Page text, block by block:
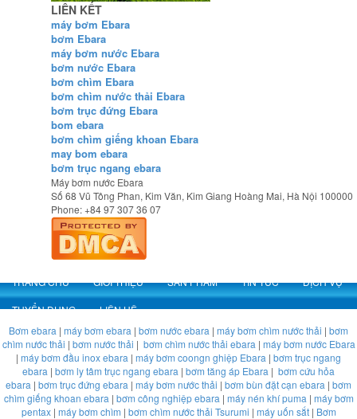
LIÊN KẾT
máy bơm Ebara
bơm Ebara
máy bơm nước Ebara
bơm nước Ebara
bơm chìm Ebara
bơm chìm nước thải Ebara
bơm trục đứng Ebara
bom ebara
bơm chìm giếng khoan Ebara
may bom ebara
bơm trục ngang ebara
Máy bơm nước Ebara
Số 68 Vũ Tông Phan, Kim Văn, Kim Giang Hoàng Mai, Hà Nội 100000
Phone:+84 97 307 36 07
TRANG CHỦ GIỚI THIỆU SẢN PHẨM TIN TỨC DỊCH VỤ
TUYỂN DỤNG
LIÊN HỆ
Bơm ebara | máy bơm ebara | bơm nước ebara | máy bơm chìm nước thải | bơm
chìm nước thải | bơm nước thải | bơm chìm nước thải ebara | máy bơm nước Ebara
| máy bơm đầu inox ebara | máy bơm coongn ghiệp Ebara | bơm trục ngang
ebara | bơm ly tâm trục ngang ebara | bơm tăng áp Ebara | bơm cứu hỏa
ebara | bơm trục đứng ebara | máy bơm nước thải | bơm bùn đặt cạn ebara | bơm
chìm giếng khoan ebara | bơm công nghiệp ebara | máy nén khí puma | máy bơm
pentax| máy bơm chìm | bơm chìm nước thải Tsurumi | máy uốn sắt| Bơm